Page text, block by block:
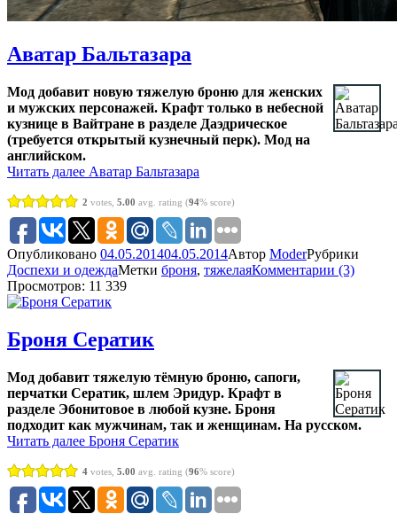
Аватар Бальтазара
Мод добавит новую тяжелую броню для женских
и мужских персонажей. Крафт только в небесной
кузнице в Вайтране в разделе Даэдрическое
(требуется открытый кузнечный перк). Мод на
английском.
Читать далее Аватар Бальтазара
2 votes, 5.00 avg. rating (94% score)
Опубликовано 04.05.201404.05.2014Автор ModerРубрики
Доспехи и одеждаМетки броня, тяжелаяКомментарии (3)
Просмотров: 11 339
Броня Сератик
Мод добавит тяжелую тёмную броню, сапоги,
перчатки Сератик, шлем Эридур. Крафт в
разделе Эбонитовое в любой кузне. Броня
подходит как мужчинам, так и женщинам. На русском.
Читать далее Броня Сератик
4 votes, 5.00 avg. rating (96% score)